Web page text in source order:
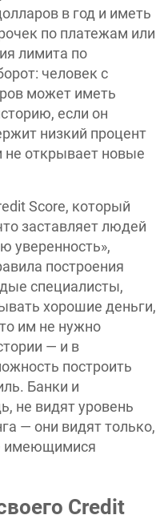
в год и иметь
по платежам или
лимита по
человек с
может иметь
если он
низкий процент
не открывает новые
Score, который
заставляет людей
уверенность»,
построения
специалисты,
хорошие деньги,
им не нужно
— и в
построить
Банки и
не видят уровень
— они видят только,
имеющимися
Credit